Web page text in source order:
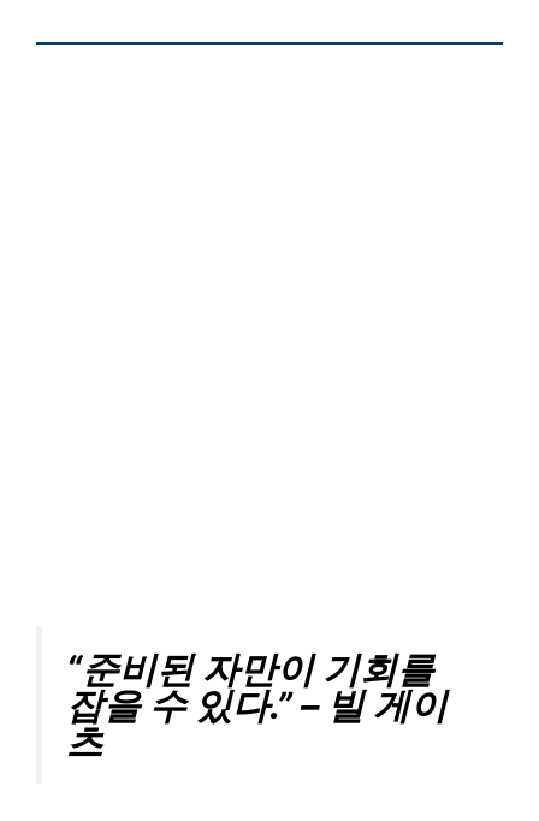
“준비된 자만이 기회를
잡을 수 있다.” – 빌 게이
츠